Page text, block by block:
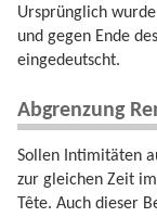
Ursprünglich
und gegen Ende
eingedeutscht.
Abgrenzung
Sollen Intimitäten
zur gleichen Zeit
Tête. Auch dieser